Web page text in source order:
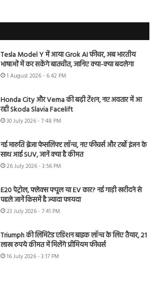
Tesla Model Y में आया Grok AI फीचर, अब भारतीय
भाषाओं में कर सकेंगे बातचीत, जानिए क्या-क्या बदलेगा
1 August 2026 - 6:42 PM
Honda City और Verna की बढ़ी टेंशन, नए अवतार में आ
रही Skoda Slavia Facelift
30 July 2026 - 7:48 PM
नई मारुति ब्रेजा फेसलिफ्ट लॉन्च, नए फीचर्स और टर्बो इंजन के
साथ आई SUV, जानें क्या है कीमत
26 July 2026 - 3:56 PM
E20 पेट्रोल, फ्लेक्स फ्यूल या EV कार? नई गाड़ी खरीदने से
पहले जानें किसमें है ज्यादा फायदा
23 July 2026 - 7:41 PM
Triumph की लिमिटेड एडिशन बाइक लॉन्च के लिए तैयार, 21
लाख रुपये कीमत में मिलेंगे प्रीमियम फीचर्स
16 July 2026 - 3:17 PM